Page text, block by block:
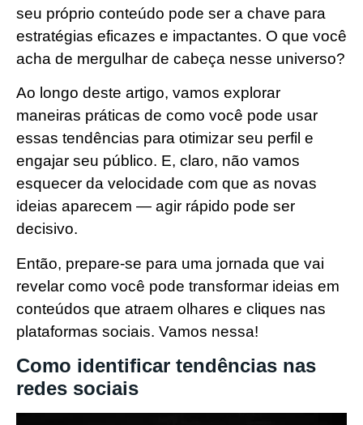
seu próprio conteúdo pode ser a chave para
estratégias eficazes e impactantes. O que você
acha de mergulhar de cabeça nesse universo?
Ao longo deste artigo, vamos explorar
maneiras práticas de como você pode usar
essas tendências para otimizar seu perfil e
engajar seu público. E, claro, não vamos
esquecer da velocidade com que as novas
ideias aparecem — agir rápido pode ser
decisivo.
Então, prepare-se para uma jornada que vai
revelar como você pode transformar ideias em
conteúdos que atraem olhares e cliques nas
plataformas sociais. Vamos nessa!
Como identificar tendências nas
redes sociais